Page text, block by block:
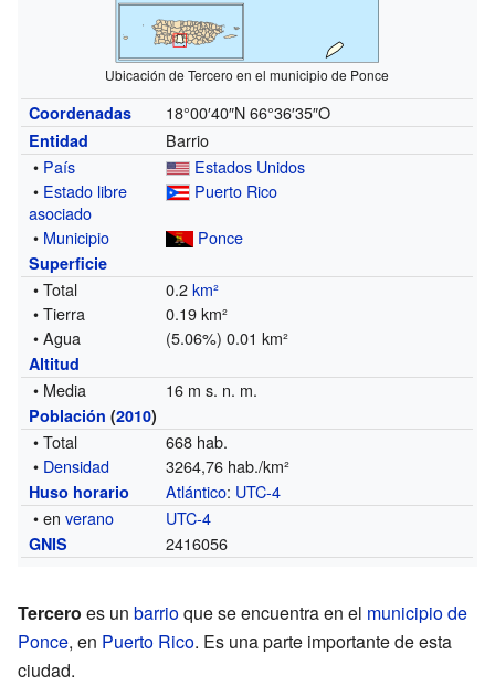
Ubicación de Tercero en el municipio de Ponce
Coordenadas 18°00′40″N 66°36′35″O
Entidad
Barrio
• País
Estados Unidos
• Estado libre
asociado
Puerto Rico
• Municipio Ponce
Superficie
• Total 0.2km²
• Tierra
0.19 km²
• Agua
(5.06%) 0.01 km²
Altitud
• Media 16 m s. n. m.
Población (2010)
• Total
668 hab.
• Densidad 3264,76 hab./km²
Huso horario Atlántico: UTC-4
• enverano UTC-4
GNIS 2416056
Tercero es un barrioque se encuentra en el municipio de
Ponce, en Puerto Rico. Es una parte importante de esta
ciudad.